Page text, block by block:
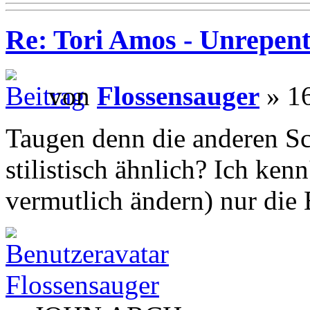
Re: Tori Amos -
von Flossensauger »
Taugen denn die anderen
stilistisch ähnlich? Ich
vermutlich ändern) nur die
Flossensauger